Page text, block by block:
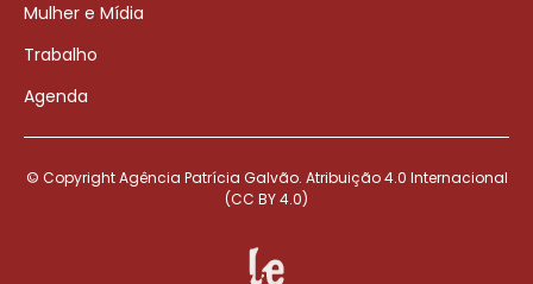
Mulher e Mídia
Trabalho
Agenda
© Copyright Agência Patrícia Galvão. Atribuição 4.0 Internacional
(CC BY 4.0)